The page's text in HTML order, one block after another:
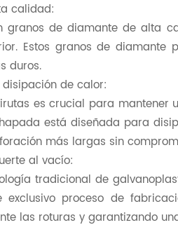
calidad:
granos de diamante de alta
Estos granos de diamante
duros.
de calor:
es crucial para mantener
está diseñada para
más largas sin
al vacío:
tradicional de
proceso de
las roturas y garantizando